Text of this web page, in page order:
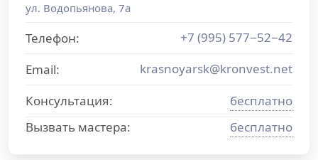
ул. Водопьянова, 7а
Телефон:
+7 (995) 577−52−42
Email:
krasnoyarsk@kronvest.net
Консультация:
бесплатно
Вызвать мастера:
бесплатно